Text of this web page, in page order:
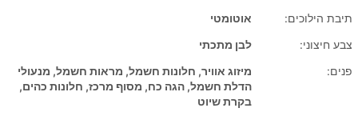
תיבת הילוכים:
אוטומטי
צבע חיצוני:
לבן מתכתי
פנים:
מיזוג אוויר, חלונות חשמל, מראות חשמל, מנעולי
הדלת חשמל, הגה כח, מסוף מרכז, חלונות כהים,
בקרת שיוט